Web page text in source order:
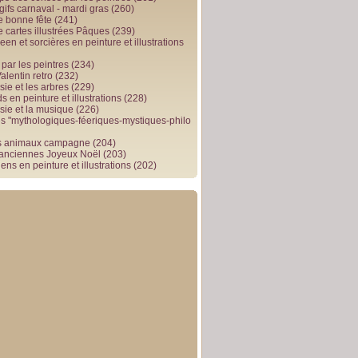
carnaval - mardi gras (260)
bonne fête (241)
cartes illustrées Pâques (239)
et sorcières en peinture et illustrations
les peintres (234)
retro (232)
et les arbres (229)
en peinture et illustrations (228)
et la musique (226)
"mythologiques-féeriques-mystiques-philo
animaux campagne (204)
Joyeux Noël (203)
en peinture et illustrations (202)